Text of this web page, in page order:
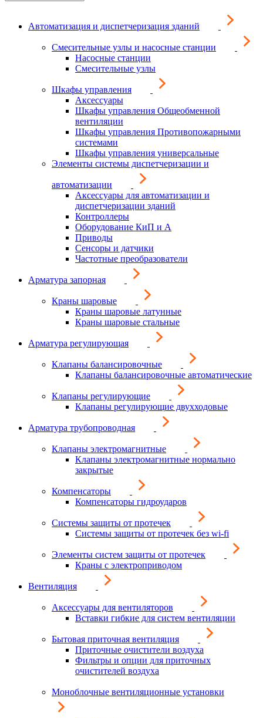
Автоматизация и диспетчеризация зданий
Смесительные узлы и насосные станции
Насосные станции
Смесительные узлы
Шкафы управления
Аксессуары
Шкафы управления Общеобменной
вентиляции
Шкафы управления Противопожарными
системами
Шкафы управления универсальные
Элементы системы диспетчеризации и
автоматизации
Аксессуары для автоматизации и
диспетчеризации зданий
Контроллеры
Оборудование КиП и А
Приводы
Сенсоры и датчики
Частотные преобразователи
Арматура запорная
Краны шаровые
Краны шаровые латунные
Краны шаровые стальные
Арматура регулирующая
Клапаны балансировочные
Клапаны балансировочные автоматические
Клапаны регулирующие
Клапаны регулирующие двухходовые
Арматура трубопроводная
Клапаны электромагнитные
Клапаны электромагнитные нормально
закрытые
Компенсаторы
Компенсаторы гидроударов
Системы защиты от протечек
Системы защиты от протечек без wi-fi
Элементы систем защиты от протечек
Краны с электроприводом
Вентиляция
Аксессуары для вентиляторов
Вставки гибкие для систем вентиляции
Бытовая приточная вентиляция
Приточные очистители воздуха
Фильтры и опции для приточных
очистителей воздуха
Моноблочные вентиляционные установки